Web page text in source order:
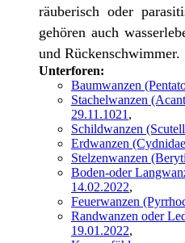
räuberisch oder
gehören auch
und Rückenschwimmer.
Unterforen:
Baumwanzen
Stachelwanzen
29.11.1021 ,
Schildwanzen
Erdwanzen
Stelzenwanzen
Boden-oder
14.02.2022,
Feuerwanzen
Randwanzen oder
19.01.2022,